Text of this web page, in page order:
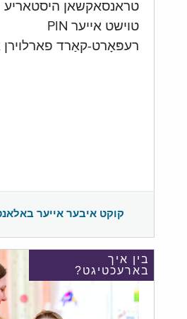
טראנסאקשאן היסטאריע
טוישט אייער PIN
רעפּאָרט-קאַרד
קוקט איבער אייער
בין איך
בארעכטיגט?